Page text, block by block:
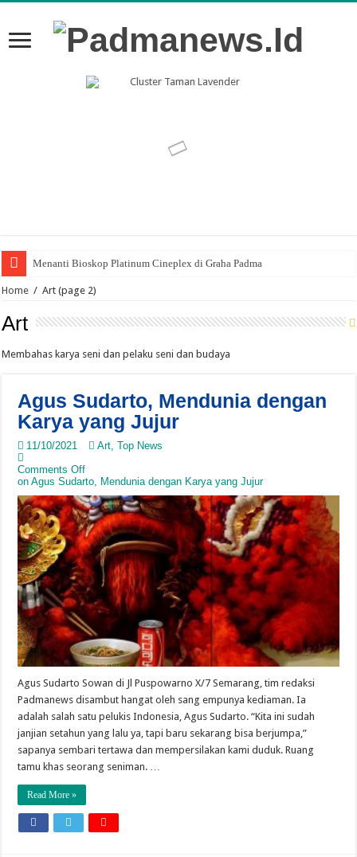
Menanti Bioskop Platinum Cineplex di Graha Padma
Jemmy Chayadi Dari Dunia Insinyur ke Sustainability
Home / Art (page 2)
Art
Membahas karya seni dan pelaku seni dan budaya
Agus Sudarto, Mendunia dengan
Karya yang Jujur
11/10/2021 Art,Top News
Comments Off
on Agus Sudarto, Mendunia dengan Karya yang Jujur
Agus Sudarto Sowan di Jl Puspowarno X/7 Semarang, tim redaksi
Padmanews disambut hangat oleh sang empunya kediaman. Ia
adalah salah satu pelukis Indonesia, Agus Sudarto. “Kita ini sudah
janjian setahun yang lalu ya, tapi baru sekarang bisa berjumpa,”
sapanya sembari tertawa dan mempersilakan kami duduk. Ruang
tamu khas seorang seniman. …
Read More »